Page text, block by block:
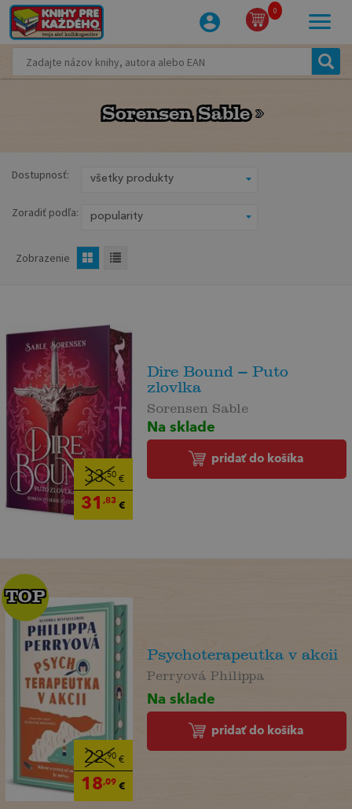
0
Sorensen Sable
Sorensen Sable
Dostupnosť:
Zoradiť podľa:
Zobrazenie
33,50€
31 ,83€
Dire Bound – Puto
zlovlka
Sorensen Sable
Na sklade
pridať do košíka
22,90€
18,09€
TOP
TOP
Psychoterapeutka v akcii
Perryová Philippa
Na sklade
pridať do košíka